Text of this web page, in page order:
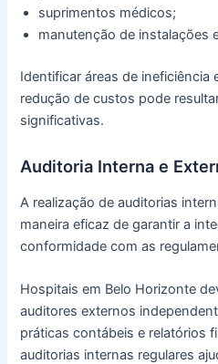
suprimentos médicos;
manutenção de instalações
Identificar áreas de ineficiência
redução de custos pode
significativas.
Auditoria Interna e
A realização de auditorias
maneira eficaz de garantir a
conformidade com as
Hospitais em Belo Horizonte
auditores externos
práticas contábeis e relatórios
auditorias internas regulares